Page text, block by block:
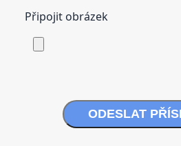
Připojit obrázek
ODESLAT